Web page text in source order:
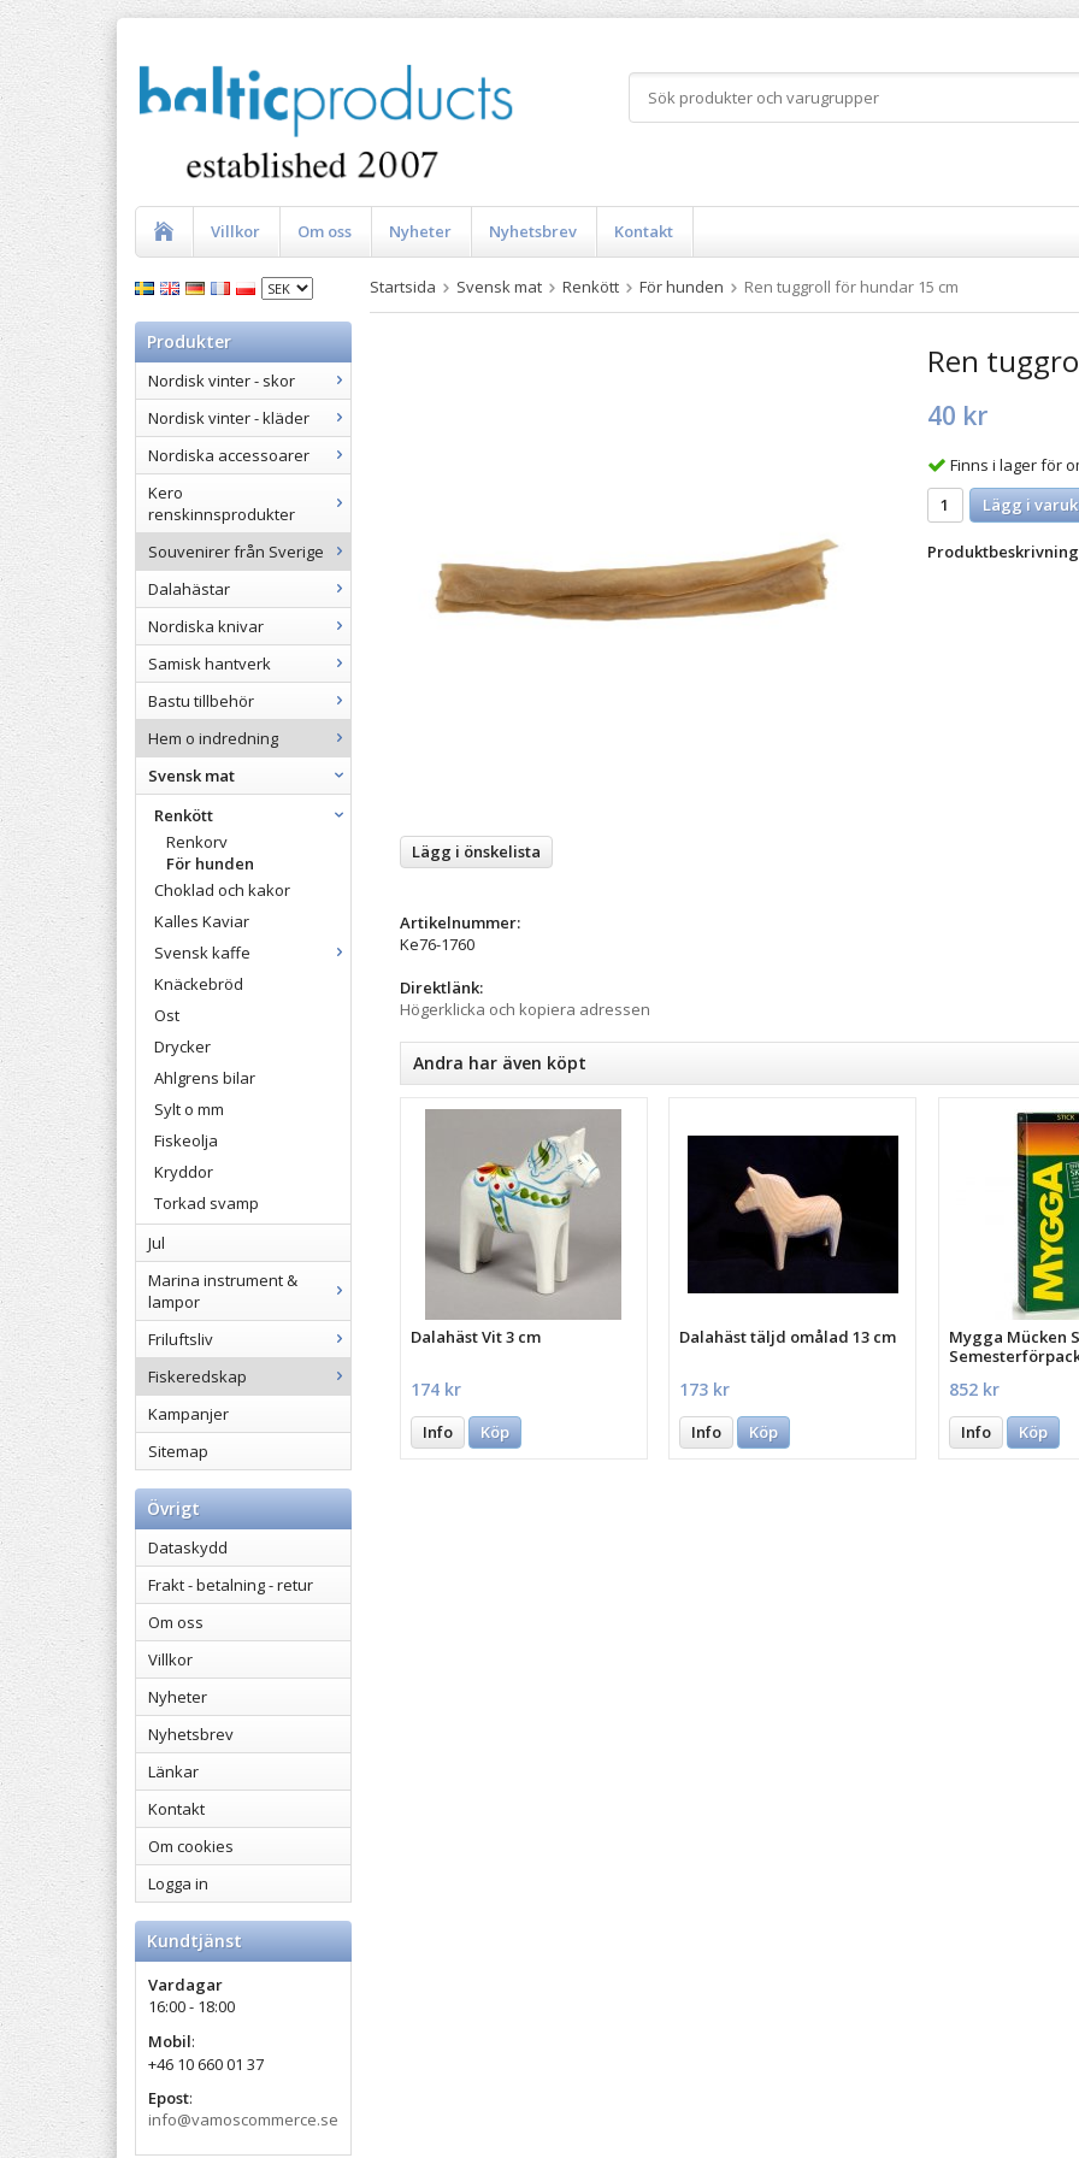
Villkor Om oss Nyheter Nyhetsbrev Kontakt
Produkter
Nordisk vinter - skor
Nordisk vinter - kläder
Nordiska accessoarer
Kero
renskinnsprodukter
Souvenirer från Sverige
Dalahästar
Nordiska knivar
Samisk hantverk
Bastu tillbehör
Hem o indredning
Svensk mat
Renkött
Renkorv
För hunden
Choklad och kakor
Kalles Kaviar
Svensk kaffe
Knäckebröd
Ost
Drycker
Ahlgrens bilar
Sylt o mm
Fiskeolja
Kryddor
Torkad svamp
Jul
Marina instrument &
lampor
Friluftsliv
Fiskeredskap
Kampanjer
Sitemap
Övrigt
Dataskydd
Frakt - betalning - retur
Om oss
Villkor
Nyheter
Nyhetsbrev
Länkar
Kontakt
Om cookies
Logga in
Kundtjänst
Vardagar
16:00 - 18:00
Mobil:
+46 10 660 01 37
Epost:
info@vamoscommerce.se
Startsida Svensk mat Renkött För hunden Ren tuggroll för hundar 15 cm
Ren
40 kr
Finns i lager för
Lägg i
Lägg i önskelista
Artikelnummer:
Ke76-1760
Direktlänk:
Högerklicka och kopiera adressen
Andra har även köpt
Dalahäst Vit 3 cm
174 kr
Info Köp
Dalahäst täljd omålad 13 cm
173 kr
Info Köp
Mygga Mücken
852 kr
Info Köp